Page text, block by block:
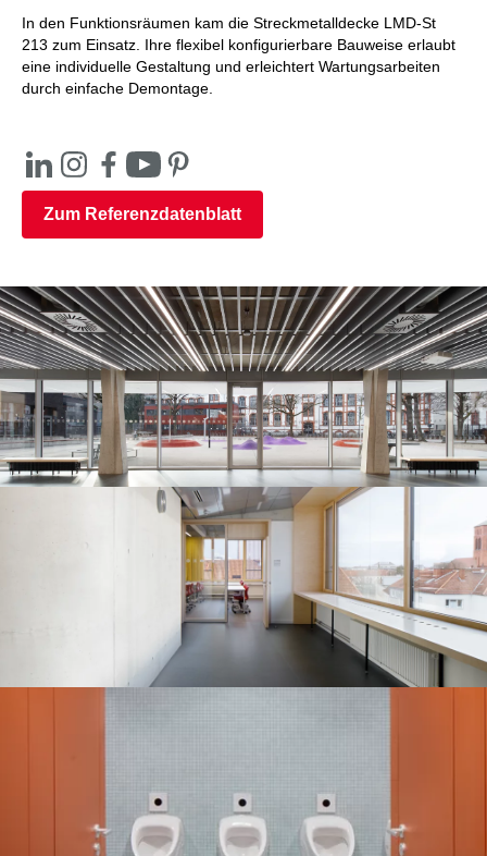
In den Funktionsräumen kam die Streckmetalldecke LMD-St
213 zum Einsatz. Ihre flexibel konfigurierbare Bauweise erlaubt
eine individuelle Gestaltung und erleichtert Wartungsarbeiten
durch einfache Demontage.
Zum Referenzdatenblatt